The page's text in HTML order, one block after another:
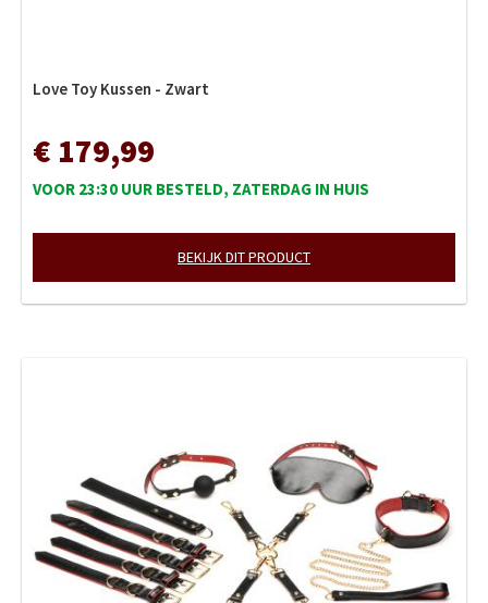
Love Toy Kussen - Zwart
€ 179,99
VOOR 23:30 UUR BESTELD, ZATERDAG IN HUIS
BEKIJK DIT PRODUCT